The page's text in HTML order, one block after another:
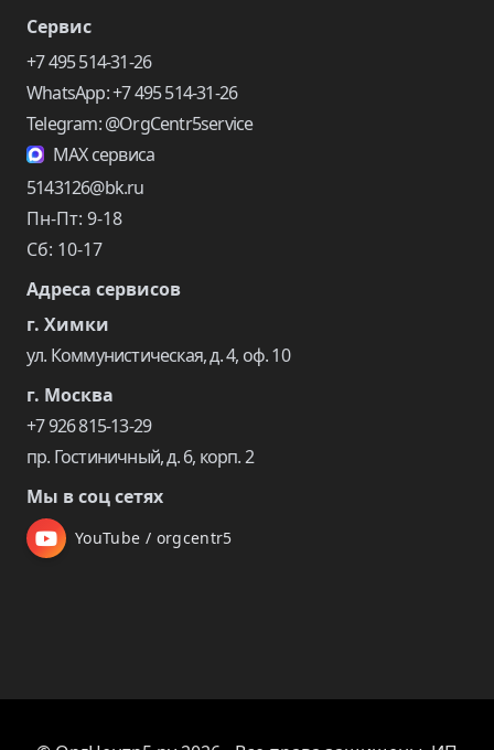
Сервис
+7 495 514-31-26
WhatsApp: +7 495 514-31-26
Telegram: @OrgCentr5service
MAX сервиса
5143126@bk.ru
Пн-Пт: 9-18
Сб: 10-17
Адреса сервисов
г. Химки
ул. Коммунистическая, д. 4, оф. 10
г. Москва
+7 926 815-13-29
пр. Гостиничный, д. 6, корп. 2
Мы в соц сетях
YouTube / orgcentr5